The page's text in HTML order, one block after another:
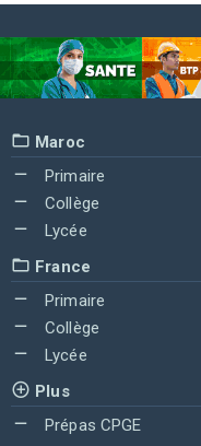
Maroc
Primaire
Collège
Lycée
France
Primaire
Collège
Lycée
Plus
Prépas CPGE